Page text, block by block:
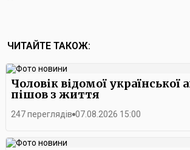
ЧИТАЙТЕ ТАКОЖ:
Чоловік відомої української
пішов з життя
247 переглядів 07.08.2026 15:00